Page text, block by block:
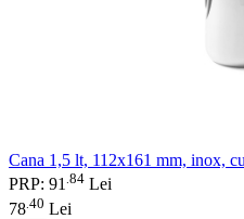
Cana 1,5 lt, 112x161 mm, inox,
PRP: 91 84 Lei
78 40 Lei